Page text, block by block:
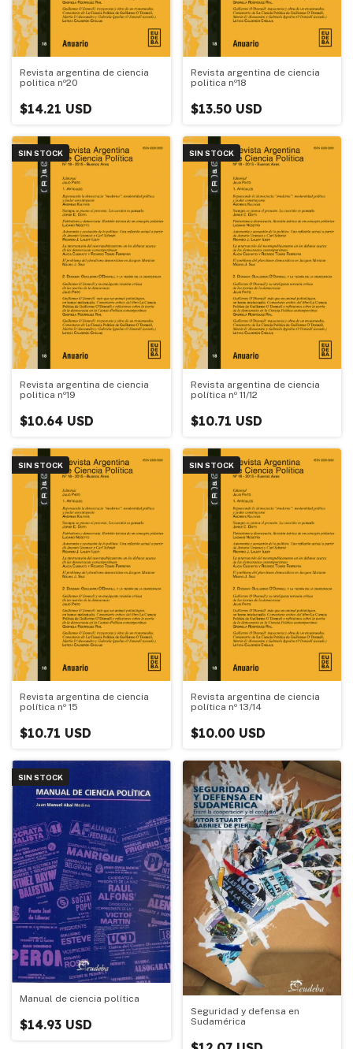
Revista argentina de ciencia
politica nº20
$14.21 USD
Revista argentina de ciencia
politica nº18
$13.50 USD
SIN STOCK
Revista argentina de ciencia
politica nº19
$10.64 USD
SIN STOCK
Revista argentina de ciencia
política nº 11/12
$10.71 USD
SIN STOCK
Revista argentina de ciencia
política nº 15
$10.71 USD
SIN STOCK
Revista argentina de ciencia
política nº 13/14
$10.00 USD
SIN STOCK
Manual de ciencia política
$14.93 USD
Seguridad y defensa en
Sudamérica